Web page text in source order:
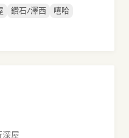
鑽石/澤西
嘻哈
深屋